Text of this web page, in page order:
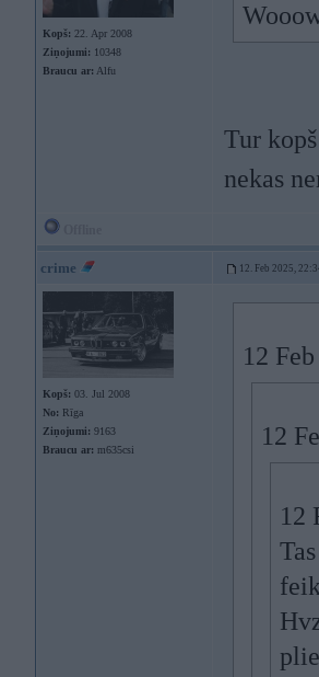
Kopš: 22. Apr 2008
Ziņojumi: 10348
Braucu ar: Alfu
Tur
nekas
crime 12. Feb 2025,
Kopš: 03. Jul 2008
No: Rīga
Ziņojumi: 9163
Braucu ar: m635csi
12
12
12